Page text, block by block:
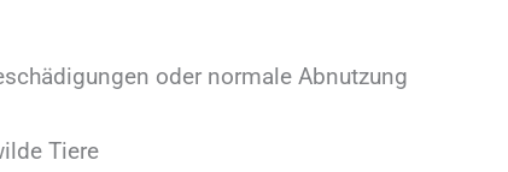
oder normale Abnutzung
Tiere